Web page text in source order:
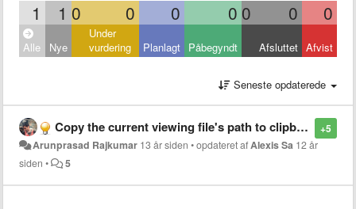
1 1 0 0 0 0 0 0 0
Alle Nye
Under
vurdering
Planlagt Påbegyndt Afsluttet Afvist
Seneste opdaterede
+5
Copy the current viewing file's path to clipboard
Arunprasad Rajkumar 13 år siden •opdateret afAlexis Sa 12 år
siden • 5